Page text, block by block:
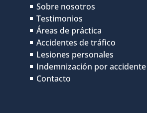
Sobre nosotros
Testimonios
Áreas de práctica
Accidentes de tráfico
Lesiones personales
Indemnización por
Contacto